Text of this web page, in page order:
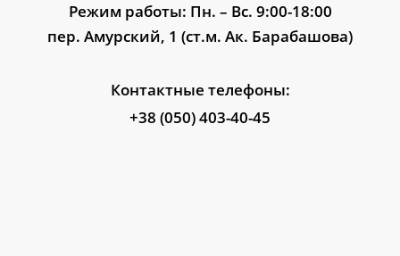
Режим работы: Пн. – Вс. 9:00-18:00
пер. Амурский, 1 (ст.м. Ак. Барабашова)
Контактные телефоны:
+38 (050) 403-40-45